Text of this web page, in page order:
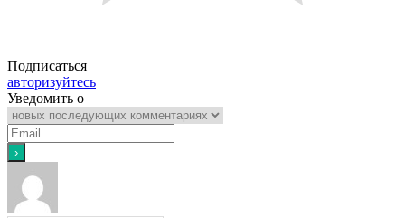
Подписаться
авторизуйтесь
Уведомить о